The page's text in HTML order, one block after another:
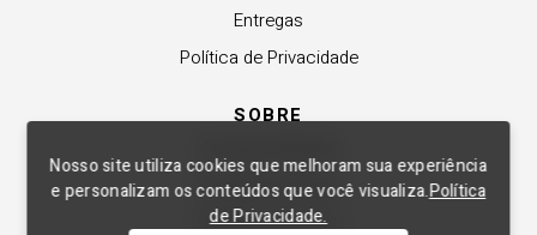
Nosso site utiliza cookies que melhoram sua experiência
e personalizam os conteúdos que você visualiza.Política
de Privacidade.
Entregas
Política de Privacidade
SOBRE
Revender a Marca
Trabalhe Conosco